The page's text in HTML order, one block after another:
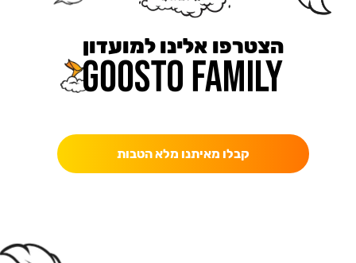
הצטרפו אלינו למועדון
קבלו מאיתנו מלא הטבות